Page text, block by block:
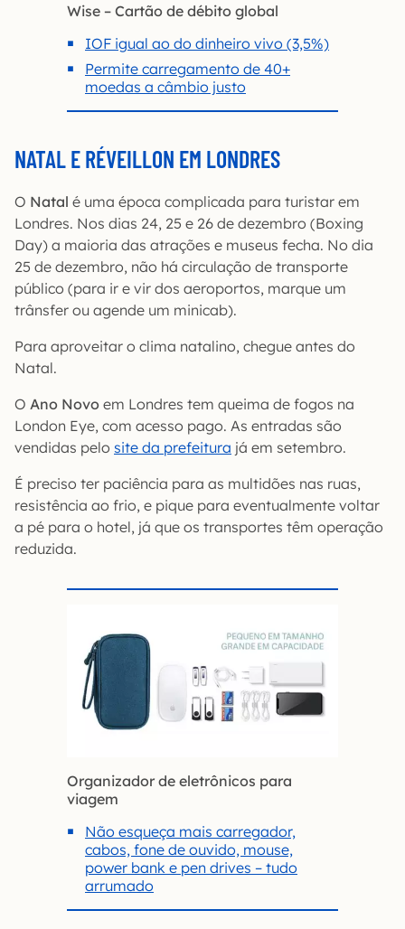
Wise – Cartão de débito global
IOF igual ao do dinheiro vivo (3,5%)
Permite carregamento de 40+
moedas a câmbio justo
NATAL E RÉVEILLON EM LONDRES
O Natal é uma época complicada para turistar em
Londres. Nos dias 24, 25 e 26 de dezembro (Boxing
Day) a maioria das atrações e museus fecha. No dia
25 de dezembro, não há circulação de transporte
público (para ir e vir dos aeroportos, marque um
trânsfer ou agende um minicab).
Para aproveitar o clima natalino, chegue antes do
Natal.
O Ano Novo em Londres tem queima de fogos na
London Eye, com acesso pago. As entradas são
vendidas pelo site da prefeitura já em setembro.
É preciso ter paciência para as multidões nas ruas,
resistência ao frio, e pique para eventualmente voltar
a pé para o hotel, já que os transportes têm operação
reduzida.
Organizador de eletrônicos para
viagem
Não esqueça mais carregador,
cabos, fone de ouvido, mouse,
power bank e pen drives – tudo
arrumado